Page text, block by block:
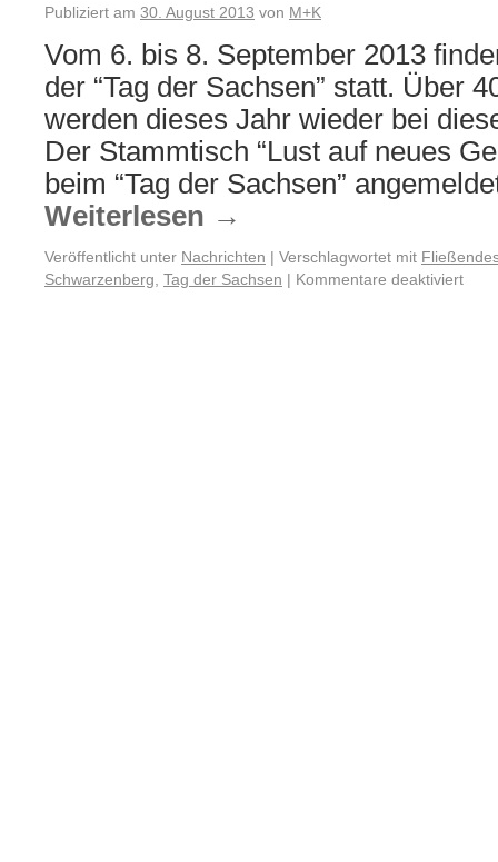
Publiziert am 30. August 2013 von M+K
Vom 6. bis 8. September 2013
der “Tag der Sachsen” statt. Über
werden dieses Jahr wieder bei
Der Stammtisch “Lust auf neues
beim “Tag der Sachsen”
Weiterlesen →
Veröffentlicht unter Nachrichten | Verschlagwortet mit
Schwarzenberg Tag der Sachsen | Kommentare deaktiviert